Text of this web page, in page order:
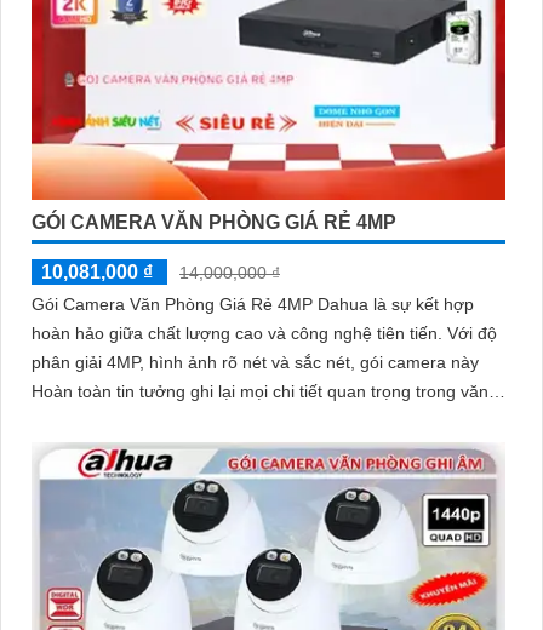
GÓI CAMERA VĂN PHÒNG GIÁ RẺ 4MP
10,081,000 ₫
14,000,000 ₫
Gói Camera Văn Phòng Giá Rẻ 4MP Dahua là sự kết hợp
hoàn hảo giữa chất lượng cao và công nghệ tiên tiến. Với độ
phân giải 4MP, hình ảnh rõ nét và sắc nét, gói camera này
Hoàn toàn tin tưởng ghi lại mọi chi tiết quan trọng trong văn